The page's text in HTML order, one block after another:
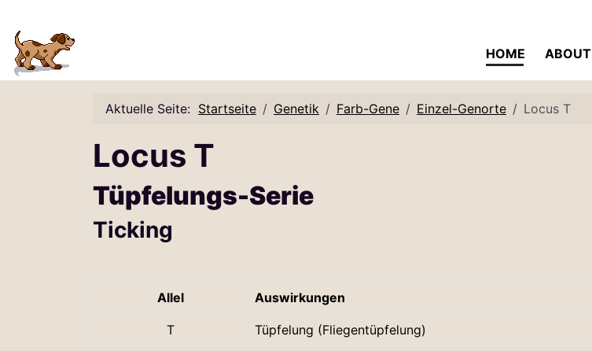
HOME ABOUT
Aktuelle Seite: Startseite Genetik Farb-Gene Einzel-Genorte Locus T
Locus T
Tüpfelungs-Serie
Ticking
Allel Auswirkungen
T Tüpfelung (Fliegentüpfelung)